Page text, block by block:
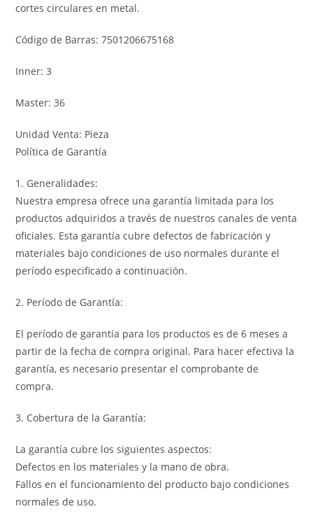
cortes circulares en metal.
Código de Barras: 7501206675168
Inner: 3
Master: 36
Unidad Venta: Pieza
Política de Garantía
1. Generalidades:
Nuestra empresa ofrece una garantía limitada para los
productos adquiridos a través de nuestros canales de venta
oficiales. Esta garantía cubre defectos de fabricación y
materiales bajo condiciones de uso normales durante el
período especificado a continuación.
2. Período de Garantía:
El período de garantía para los productos es de 6 meses a
partir de la fecha de compra original. Para hacer efectiva la
garantía, es necesario presentar el comprobante de
compra.
3. Cobertura de la Garantía:
La garantía cubre los siguientes aspectos:
Defectos en los materiales y la mano de obra.
Fallos en el funcionamiento del producto bajo condiciones
normales de uso.